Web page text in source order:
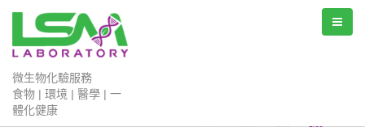
微生物化驗服務
食物 | 環境 | 醫學 | 一
體化健康